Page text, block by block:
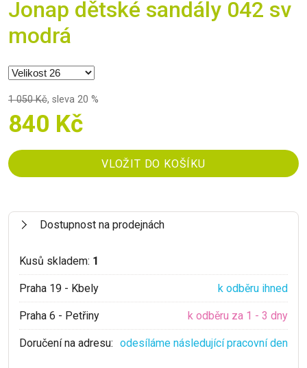
Jonap dětské sandály 042 sv
modrá
1 050 Kč, sleva 20 %
840 Kč
Dostupnost na prodejnách
Kusů skladem: 1
Praha 19 - Kbely k odběru ihned
Praha 6 - Petřiny k odběru za 1 - 3 dny
Doručení na adresu: odesíláme následující pracovní den